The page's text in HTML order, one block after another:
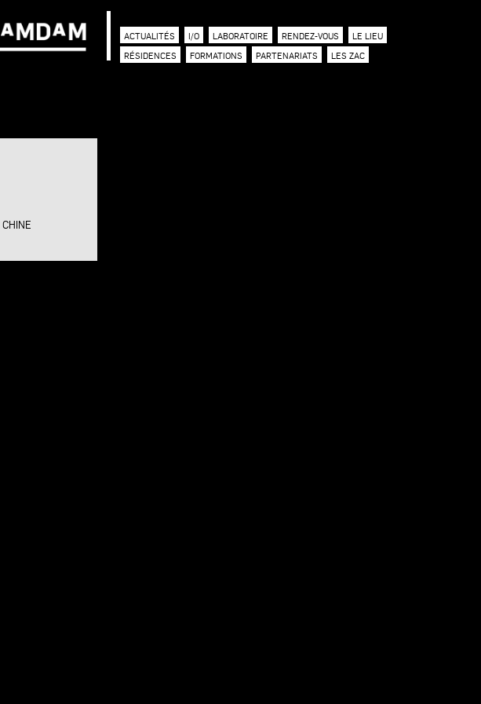
ACTUALITÉS I/O LABORATOIRE RENDEZ-VOUS
LE LIEU
RÉSIDENCES
FORMATIONS PARTENARIATS LES ZAC
CHINE